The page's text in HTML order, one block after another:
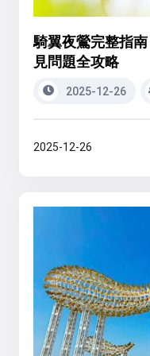
騎翼夜鶯完整指
見問題全攻略
2025-12-26
2025-12-26